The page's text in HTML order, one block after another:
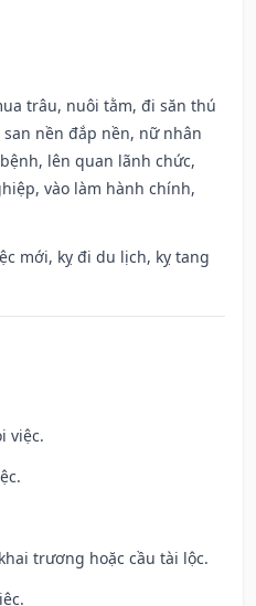
trâu, nuôi tằm, đi săn thú
nền đắp nền, nữ nhân
lên quan lãnh chức,
vào làm hành chính,
mới, kỵ đi du lịch, kỵ tang
việc.
trương hoặc cầu tài lộc.